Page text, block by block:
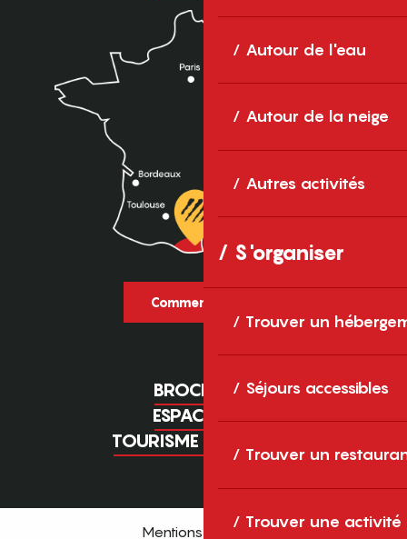
Autour de l'eau
Autour de la neige
Autres activités
S'organiser
Trouver un
Séjours accessibles
Trouver un
Trouver une activité
Comment venir ?
BROCHURES
ESPACE PRO
TOURISME D'AFFAIRES
Mentions légales